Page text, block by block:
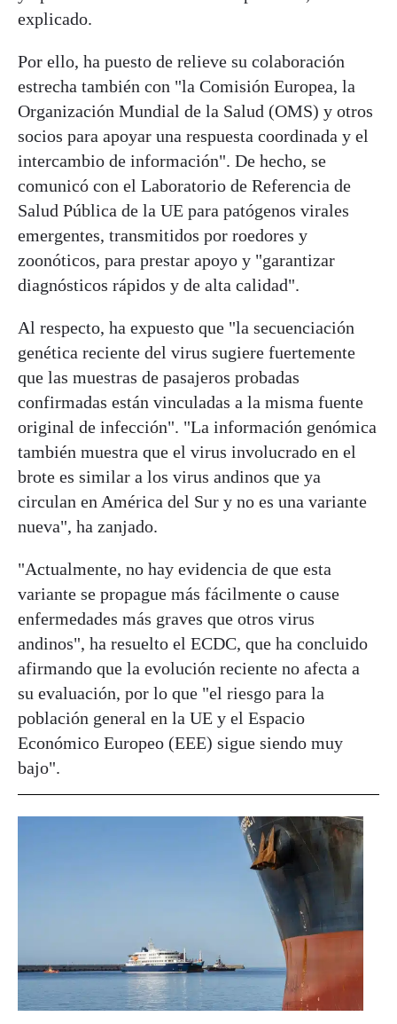
explicado.
Por ello, ha puesto de relieve su colaboración
estrecha también con "la Comisión Europea, la
Organización Mundial de la Salud (OMS) y otros
socios para apoyar una respuesta coordinada y el
intercambio de información". De hecho, se
comunicó con el Laboratorio de Referencia de
Salud Pública de la UE para patógenos virales
emergentes, transmitidos por roedores y
zoonóticos, para prestar apoyo y "garantizar
diagnósticos rápidos y de alta calidad".
Al respecto, ha expuesto que "la secuenciación
genética reciente del virus sugiere fuertemente
que las muestras de pasajeros probadas
confirmadas están vinculadas a la misma fuente
original de infección". "La información genómica
también muestra que el virus involucrado en el
brote es similar a los virus andinos que ya
circulan en América del Sur y no es una variante
nueva", ha zanjado.
"Actualmente, no hay evidencia de que esta
variante se propague más fácilmente o cause
enfermedades más graves que otros virus
andinos", ha resuelto el ECDC, que ha concluido
afirmando que la evolución reciente no afecta a
su evaluación, por lo que "el riesgo para la
población general en la UE y el Espacio
Económico Europeo (EEE) sigue siendo muy
bajo".